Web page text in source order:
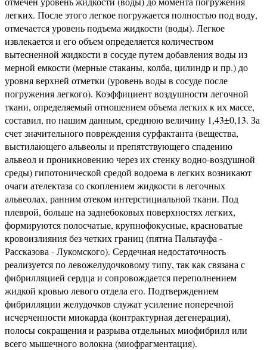
легких. После этого легкое погружается полностью под воду,
отмечается уровень подъема жидкости (воды). Легкое
извлекается и его объем определяется количеством
вытесненной жидкости в сосуде путем добавления воды из
мерной емкости (мерные стаканы, колба, цилиндр и пр.) до
уровня верхней отметки (уровень воды в сосуде после
погружения легкого). Коэффициент воздушности легочной
ткани, определяемый отношением объема легких к их массе,
составил, по нашим данным, среднюю величину 1,43±0,13. За
счет значительного повреждения сурфактанта (вещества,
выстилающего альвеолы и препятствующего спадению
альвеол и проникновению через их стенку водно-воздушной
среды) гипотонической средой водоема в легких возникают
очаги ателектаза со скоплением жидкости в легочных
альвеолах, ранним отеком интерстициальной ткани. Под
плеврой, больше на заднебоковых поверхностях легких,
формируются полосчатые, крупнофокусные, красноватые
кровоизлияния без четких границ (пятна Пальтауфа -
Рассказова - Лукомского). Сердечная недостаточность
реализуется по левожелудочковому типу, так как связана с
фибрилляцией сердца и сопровождается переполнением
жидкой кровью левого отдела его. Подтверждением
фибрилляции желудочков служат усиление поперечной
исчерченности миокарда (контрактурная дегенерация),
полосы сокращения и разрыва отдельных миофибрилл или
всего мышечного волокна (миофрагментация).